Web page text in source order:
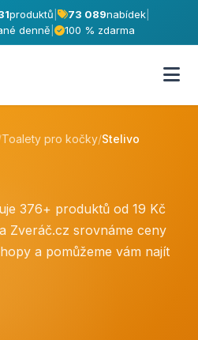
produktů 73 089nabídek|
denně
100 % zdarma
Toalety pro kočky/Stelivo
376+ produktů od 19 Kč
Zveráč.cz srovnáme ceny
a pomůžeme vám najít